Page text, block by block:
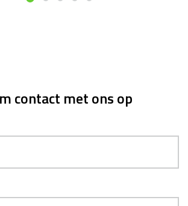
contact met ons op